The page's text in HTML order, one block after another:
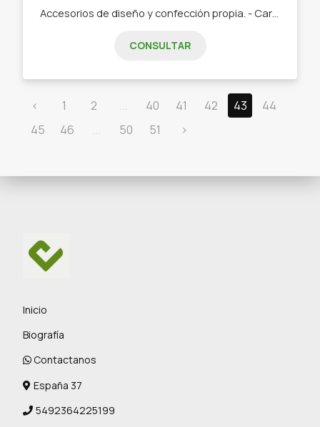
CONSULTAR
‹ 1 2 ... 40 41 42 43
44
45
46 ... 50 51 ›
Inicio
Biografía
Contactanos
España 37
5492364225199